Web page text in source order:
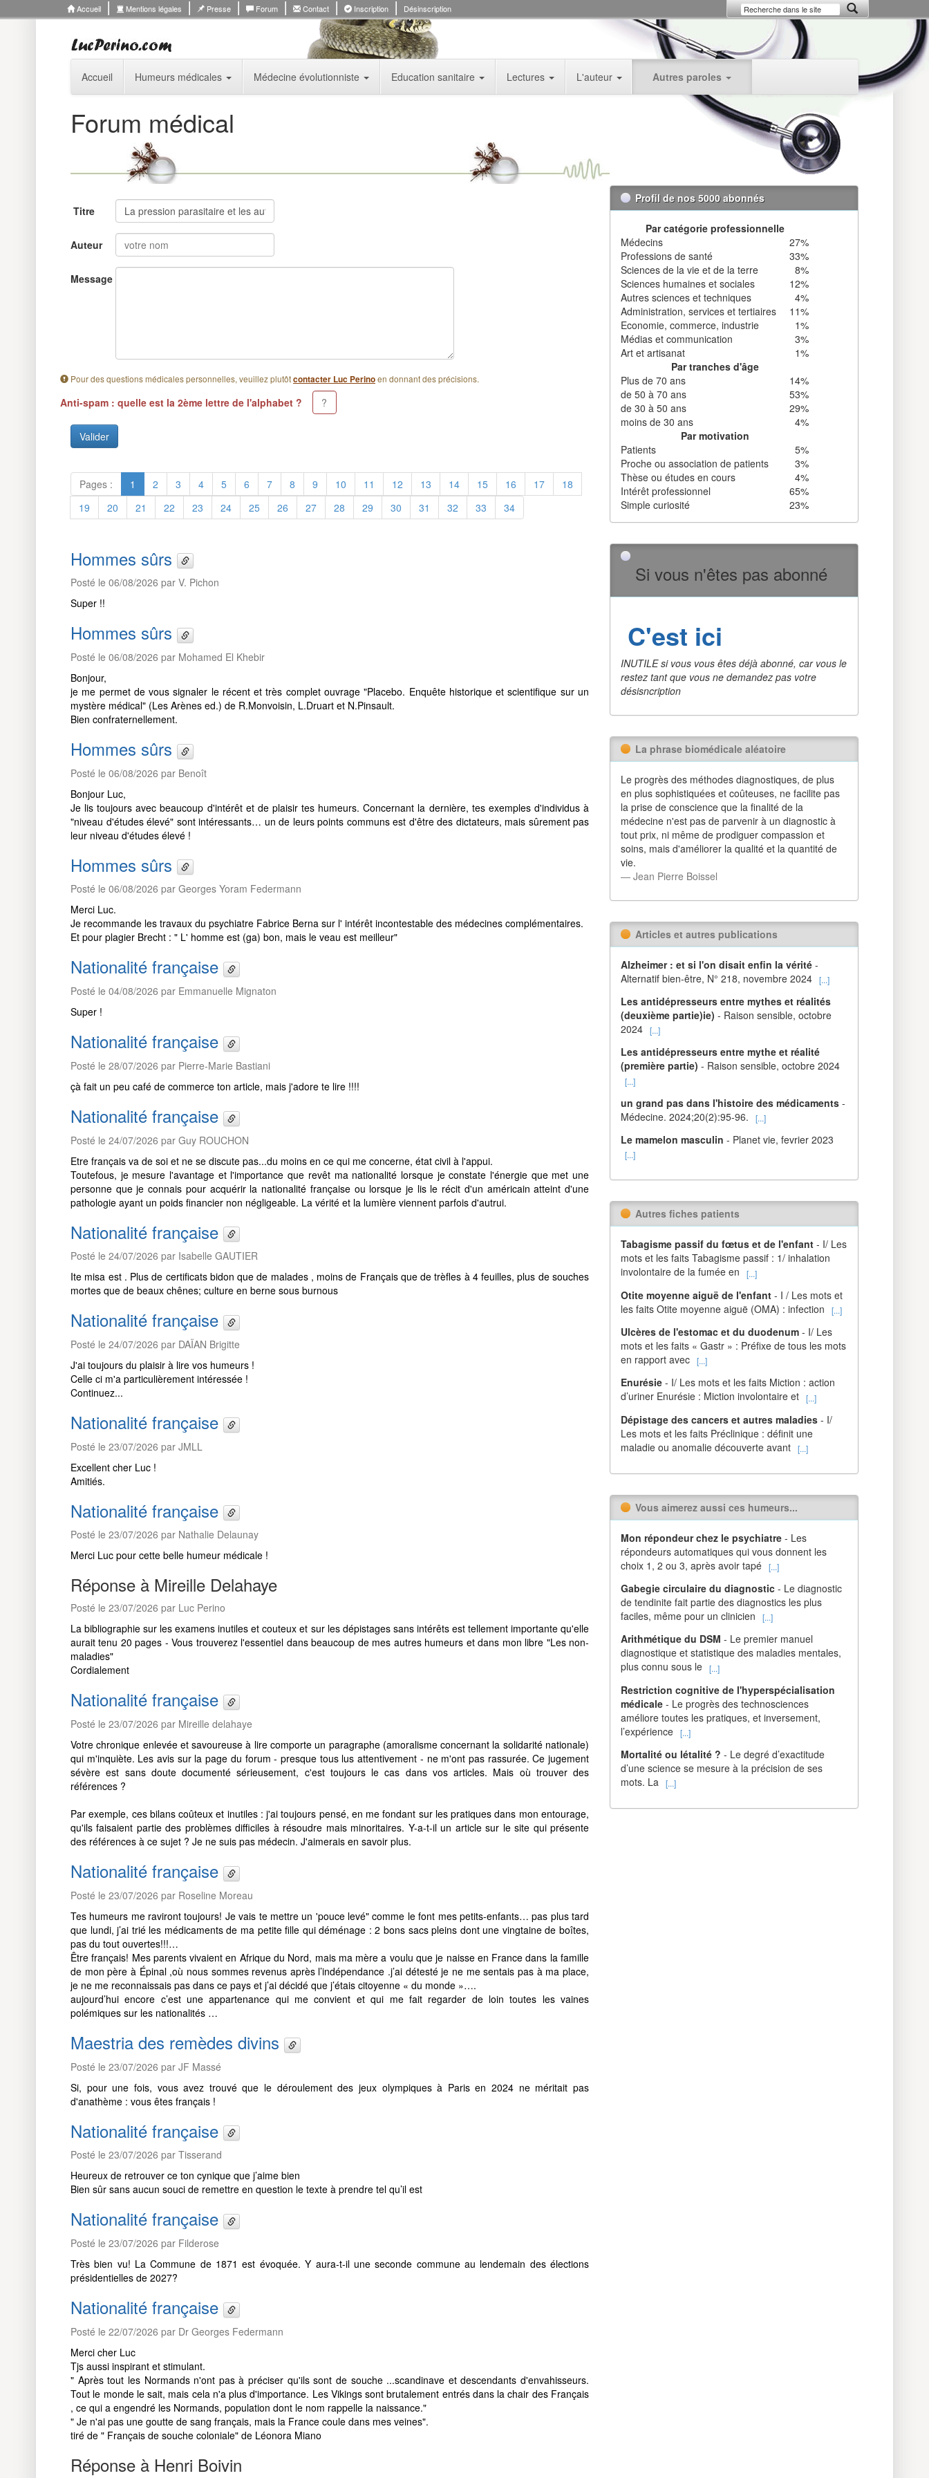
Accueil Mentions légales Presse Forum Contact Inscription Désinscription
Accueil Humeurs médicales Médecine évolutionniste Education sanitaire Lectures L'auteur Autres paroles
Forum médical
Titre
Auteur
Message
Pour des questions médicales personnelles, veuillez plutôtcontacter Luc Perinoen donnant des précisions.
Anti-spam : quelle est la 2ème lettre de l'alphabet ?
Pages : 1 2 3 4 5 6 7 8 9 10 11 12 13 14 15 16 17
18
19
20 21 22 23 24 25 26 27 28 29 30 31 32 33 34
Hommes sûrs
Posté le 06/08/2026 par V. Pichon
Super !!
Hommes sûrs
Posté le 06/08/2026 par Mohamed El Khebir
Bonjour,
je me permet de vous signaler le récent et très complet ouvrage "Placebo. Enquête historique et scientifique sur un
mystère médical" (Les Arènes ed.) de R.Monvoisin, L.Druart et N.Pinsault.
Bien confraternellement.
Hommes sûrs
Posté le 06/08/2026 par Benoît
Bonjour Luc,
Je lis toujours avec beaucoup d'intérêt et de plaisir tes humeurs. Concernant la dernière, tes exemples d'individus à
"niveau d'études élevé" sont intéressants… un de leurs points communs est d'être des dictateurs, mais sûrement pas
leur niveau d'études élevé !
Hommes sûrs
Posté le 06/08/2026 par Georges Yoram Federmann
Merci Luc.
Je recommande les travaux du psychiatre Fabrice Berna sur l' intérêt incontestable des médecines complémentaires.
Et pour plagier Brecht : " L' homme est (ga) bon, mais le veau est meilleur"
Nationalité française
Posté le 04/08/2026 par Emmanuelle Mignaton
Super !
Nationalité française
Posté le 28/07/2026 par Pierre-Marie Bastiani
çà fait un peu café de commerce ton article, mais j'adore te lire !!!!
Nationalité française
Posté le 24/07/2026 par Guy ROUCHON
Etre français va de soi et ne se discute pas...du moins en ce qui me concerne, état civil à l'appui.
Toutefous, je mesure l'avantage et l'importance que revêt ma nationalité lorsque je constate l'énergie que met une
personne que je connais pour acquérir la nationalité française ou lorsque je lis le récit d'un américain atteint d'une
pathologie ayant un poids financier non négligeable. La vérité et la lumière viennent parfois d'autrui.
Nationalité française
Posté le 24/07/2026 par Isabelle GAUTIER
Ite misa est . Plus de certificats bidon que de malades , moins de Français que de trèfles à 4 feuilles, plus de souches
mortes que de beaux chênes; culture en berne sous burnous
Nationalité française
Posté le 24/07/2026 par DAÏAN Brigitte
J'ai toujours du plaisir à lire vos humeurs !
Celle ci m'a particulièrement intéressée !
Continuez...
Nationalité française
Posté le 23/07/2026 par JMLL
Excellent cher Luc !
Amitiés.
Nationalité française
Posté le 23/07/2026 par Nathalie Delaunay
Merci Luc pour cette belle humeur médicale !
Réponse à Mireille Delahaye
Posté le 23/07/2026 par Luc Perino
La bibliographie sur les examens inutiles et couteux et sur les dépistages sans intérêts est tellement importante qu'elle
aurait tenu 20 pages - Vous trouverez l'essentiel dans beaucoup de mes autres humeurs et dans mon libre "Les non-
maladies"
Cordialement
Nationalité française
Posté le 23/07/2026 par Mireille delahaye
Votre chronique enlevée et savoureuse à lire comporte un paragraphe (amoralisme concernant la solidarité nationale)
qui m'inquiète. Les avis sur la page du forum - presque tous lus attentivement - ne m'ont pas rassurée. Ce jugement
sévère est sans doute documenté sérieusement, c'est toujours le cas dans vos articles. Mais où trouver des
références ?
Par exemple, ces bilans coûteux et inutiles : j'ai toujours pensé, en me fondant sur les pratiques dans mon entourage,
qu'ils faisaient partie des problèmes difficiles à résoudre mais minoritaires. Y-a-t-il un article sur le site qui présente
des références à ce sujet ? Je ne suis pas médecin. J'aimerais en savoir plus.
Nationalité française
Posté le 23/07/2026 par Roseline Moreau
Tes humeurs me raviront toujours! Je vais te mettre un 'pouce levé" comme le font mes petits-enfants… pas plus tard
que lundi, j’ai trié les médicaments de ma petite fille qui déménage : 2 bons sacs pleins dont une vingtaine de boîtes,
pas du tout ouvertes!!!…
Être français! Mes parents vivaient en Afrique du Nord, mais ma mère a voulu que je naisse en France dans la famille
de mon père à Épinal ,où nous sommes revenus après l’indépendance .j’ai détesté je ne me sentais pas à ma place,
je ne me reconnaissais pas dans ce pays et j’ai décidé que j’étais citoyenne « du monde »….
aujourd’hui encore c’est une appartenance qui me convient et qui me fait regarder de loin toutes les vaines
polémiques sur les nationalités …
Maestria des remèdes divins
Posté le 23/07/2026 par JF Massé
Si, pour une fois, vous avez trouvé que le déroulement des jeux olympiques à Paris en 2024 ne méritait pas
d'anathème : vous êtes français !
Nationalité française
Posté le 23/07/2026 par Tisserand
Heureux de retrouver ce ton cynique que j’aime bien
Bien sûr sans aucun souci de remettre en question le texte à prendre tel qu’il est
Nationalité française
Posté le 23/07/2026 par Filderose
Très bien vu! La Commune de 1871 est évoquée. Y aura-t-il une seconde commune au lendemain des élections
présidentielles de 2027?
Nationalité française
Posté le 22/07/2026 par Dr Georges Federmann
Merci cher Luc
Tjs aussi inspirant et stimulant.
" Après tout les Normands n'ont pas à préciser qu'ils sont de souche ...scandinave et descendants d'envahisseurs.
Tout le monde le sait, mais cela n'a plus d'importance. Les Vikings sont brutalement entrés dans la chair des Français
, ce qui a engendré les Normands, population dont le nom rappelle la naissance."
" Je n'ai pas une goutte de sang français, mais la France coule dans mes veines".
tiré de " Français de souche coloniale" de Léonora Miano
Réponse à Henri Boivin
Profil de nos 5000 abonnés
Par catégorie professionnelle
Médecins
27%
Professions de santé
33%
Sciences de la vie et de la terre
8%
Sciences humaines et sociales
12%
Autres sciences et techniques
4%
Administration, services et tertiaires
11%
Economie, commerce, industrie
1%
Médias et communication
3%
Art et artisanat
1%
Par tranches d'âge
Plus de 70 ans
14%
de 50 à 70 ans
53%
de 30 à 50 ans
29%
moins de 30 ans
4%
Par motivation
Patients
5%
Proche ou association de patients
3%
Thèse ou études en cours
4%
Intérêt professionnel
65%
Simple curiosité
23%
Si vous n'êtes pas abonné
C'est ici
INUTILE si vous vous êtes déjà abonné, car vous le
restez tant que vous ne demandez pas votre
désisncription
La phrase biomédicale aléatoire
Le progrès des méthodes diagnostiques, de plus
en plus sophistiquées et coûteuses, ne facilite pas
la prise de conscience que la finalité de la
médecine n'est pas de parvenir à un diagnostic à
tout prix, ni même de prodiguer compassion et
soins, mais d'améliorer la qualité et la quantité de
vie.
― Jean Pierre Boissel
Articles et autres publications
Alzheimer : et si l'on disait enfin la vérité -
Alternatif bien-être, N° 218, novembre 2024 [...]
Les antidépresseurs entre mythes et réalités
(deuxième partie)ie) - Raison sensible, octobre
2024 [...]
Les antidépresseurs entre mythe et réalité
(première partie) - Raison sensible, octobre 2024
[...]
un grand pas dans l'histoire des médicaments -
Médecine. 2024;20(2):95-96.
[...]
Le mamelon masculin - Planet vie, fevrier 2023
[...]
Autres fiches patients
Tabagisme passif du fœtus et de l'enfant - I/ Les
mots et les faits Tabagisme passif : 1/ inhalation
involontaire de la fumée en
[...]
Otite moyenne aiguë de l'enfant - I / Les mots et
les faits Otite moyenne aiguë (OMA) : infection
[...]
Ulcères de l'estomac et du duodenum - I/ Les
mots et les faits « Gastr » : Préfixe de tous les mots
en rapport avec [...]
Enurésie - I/ Les mots et les faits Miction : action
d’uriner Enurésie : Miction involontaire et [...]
Dépistage des cancers et autres maladies - I/
Les mots et les faits Préclinique : définit une
maladie ou anomalie découverte avant [...]
Vous aimerez aussi ces humeurs...
Mon répondeur chez le psychiatre - Les
répondeurs automatiques qui vous donnent les
choix 1, 2 ou 3, après avoir tapé [...]
Gabegie circulaire du diagnostic - Le diagnostic
de tendinite fait partie des diagnostics les plus
faciles, même pour un clinicien
[...]
Arithmétique du DSM - Le premier manuel
diagnostique et statistique des maladies mentales,
plus connu sous le [...]
Restriction cognitive de l'hyperspécialisation
médicale - Le progrès des technosciences
améliore toutes les pratiques, et inversement,
l’expérience [...]
Mortalité ou létalité ? - Le degré d’exactitude
d’une science se mesure à la précision de ses
mots. La [...]